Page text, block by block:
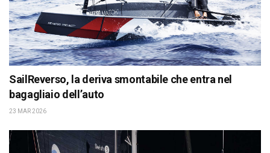
SailReverso, la deriva smontabile che entra nel
bagagliaio dell’auto
23 MAR 2026